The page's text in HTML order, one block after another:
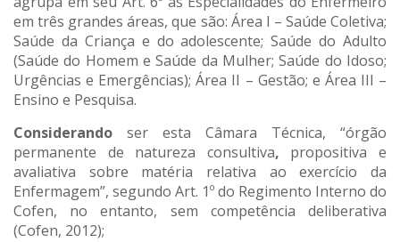
em três grandes áreas, que são: Área I – Saúde Coletiva;
Saúde da Criança e do adolescente; Saúde do Adulto
(Saúde do Homem e Saúde da Mulher; Saúde do Idoso;
Urgências e Emergências); Área II – Gestão; e Área III –
Ensino e Pesquisa.
Considerando ser esta Câmara Técnica, “órgão
permanente de natureza consultiva, propositiva e
avaliativa sobre matéria relativa ao exercício da
Enfermagem”, segundo Art. 1º do Regimento Interno do
Cofen, no entanto, sem competência deliberativa
(Cofen, 2012);